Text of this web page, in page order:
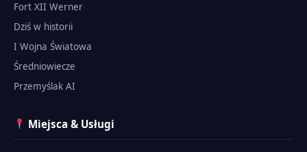
Fort XII Werner
Dziś w historii
I Wojna Światowa
Średniowiecze
Przemyślak AI
Miejsca & Usługi